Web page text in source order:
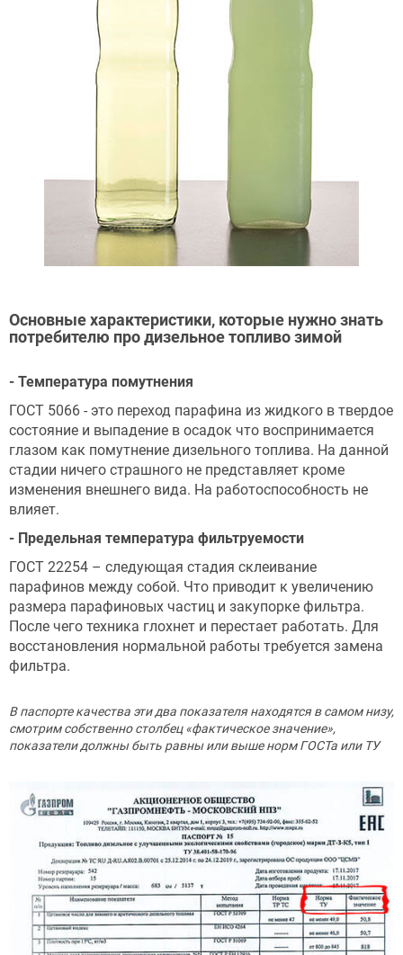
Основные характеристики, которые нужно знать
потребителю про дизельное топливо зимой
- Температура помутнения
ГОСТ 5066 - это переход парафина из жидкого в твердое
состояние и выпадение в осадок что воспринимается
глазом как помутнение дизельного топлива. На данной
стадии ничего страшного не представляет кроме
изменения внешнего вида. На работоспособность не
влияет.
- Предельная температура фильтруемости
ГОСТ 22254 – следующая стадия склеивание
парафинов между собой. Что приводит к увеличению
размера парафиновых частиц и закупорке фильтра.
После чего техника глохнет и перестает работать. Для
восстановления нормальной работы требуется замена
фильтра.
В паспорте качества эти два показателя находятся в самом низу,
смотрим собственно столбец «фактическое значение»,
показатели должны быть равны или выше норм ГОСТа или ТУ